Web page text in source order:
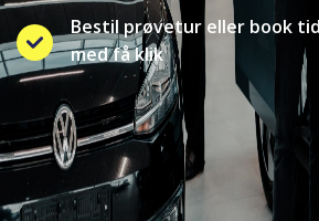
Bestil prøvetur eller book
med få klik